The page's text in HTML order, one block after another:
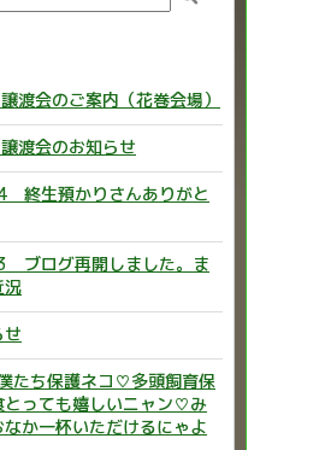
会のご案内（花巻会場）
渡会のお知らせ
生預かりさんありがと
ログ再開しました。ま
況
せ
ち保護ネコ♡多頭飼育保
とっても嬉しいニャン♡み
か一杯いただけるにゃよ